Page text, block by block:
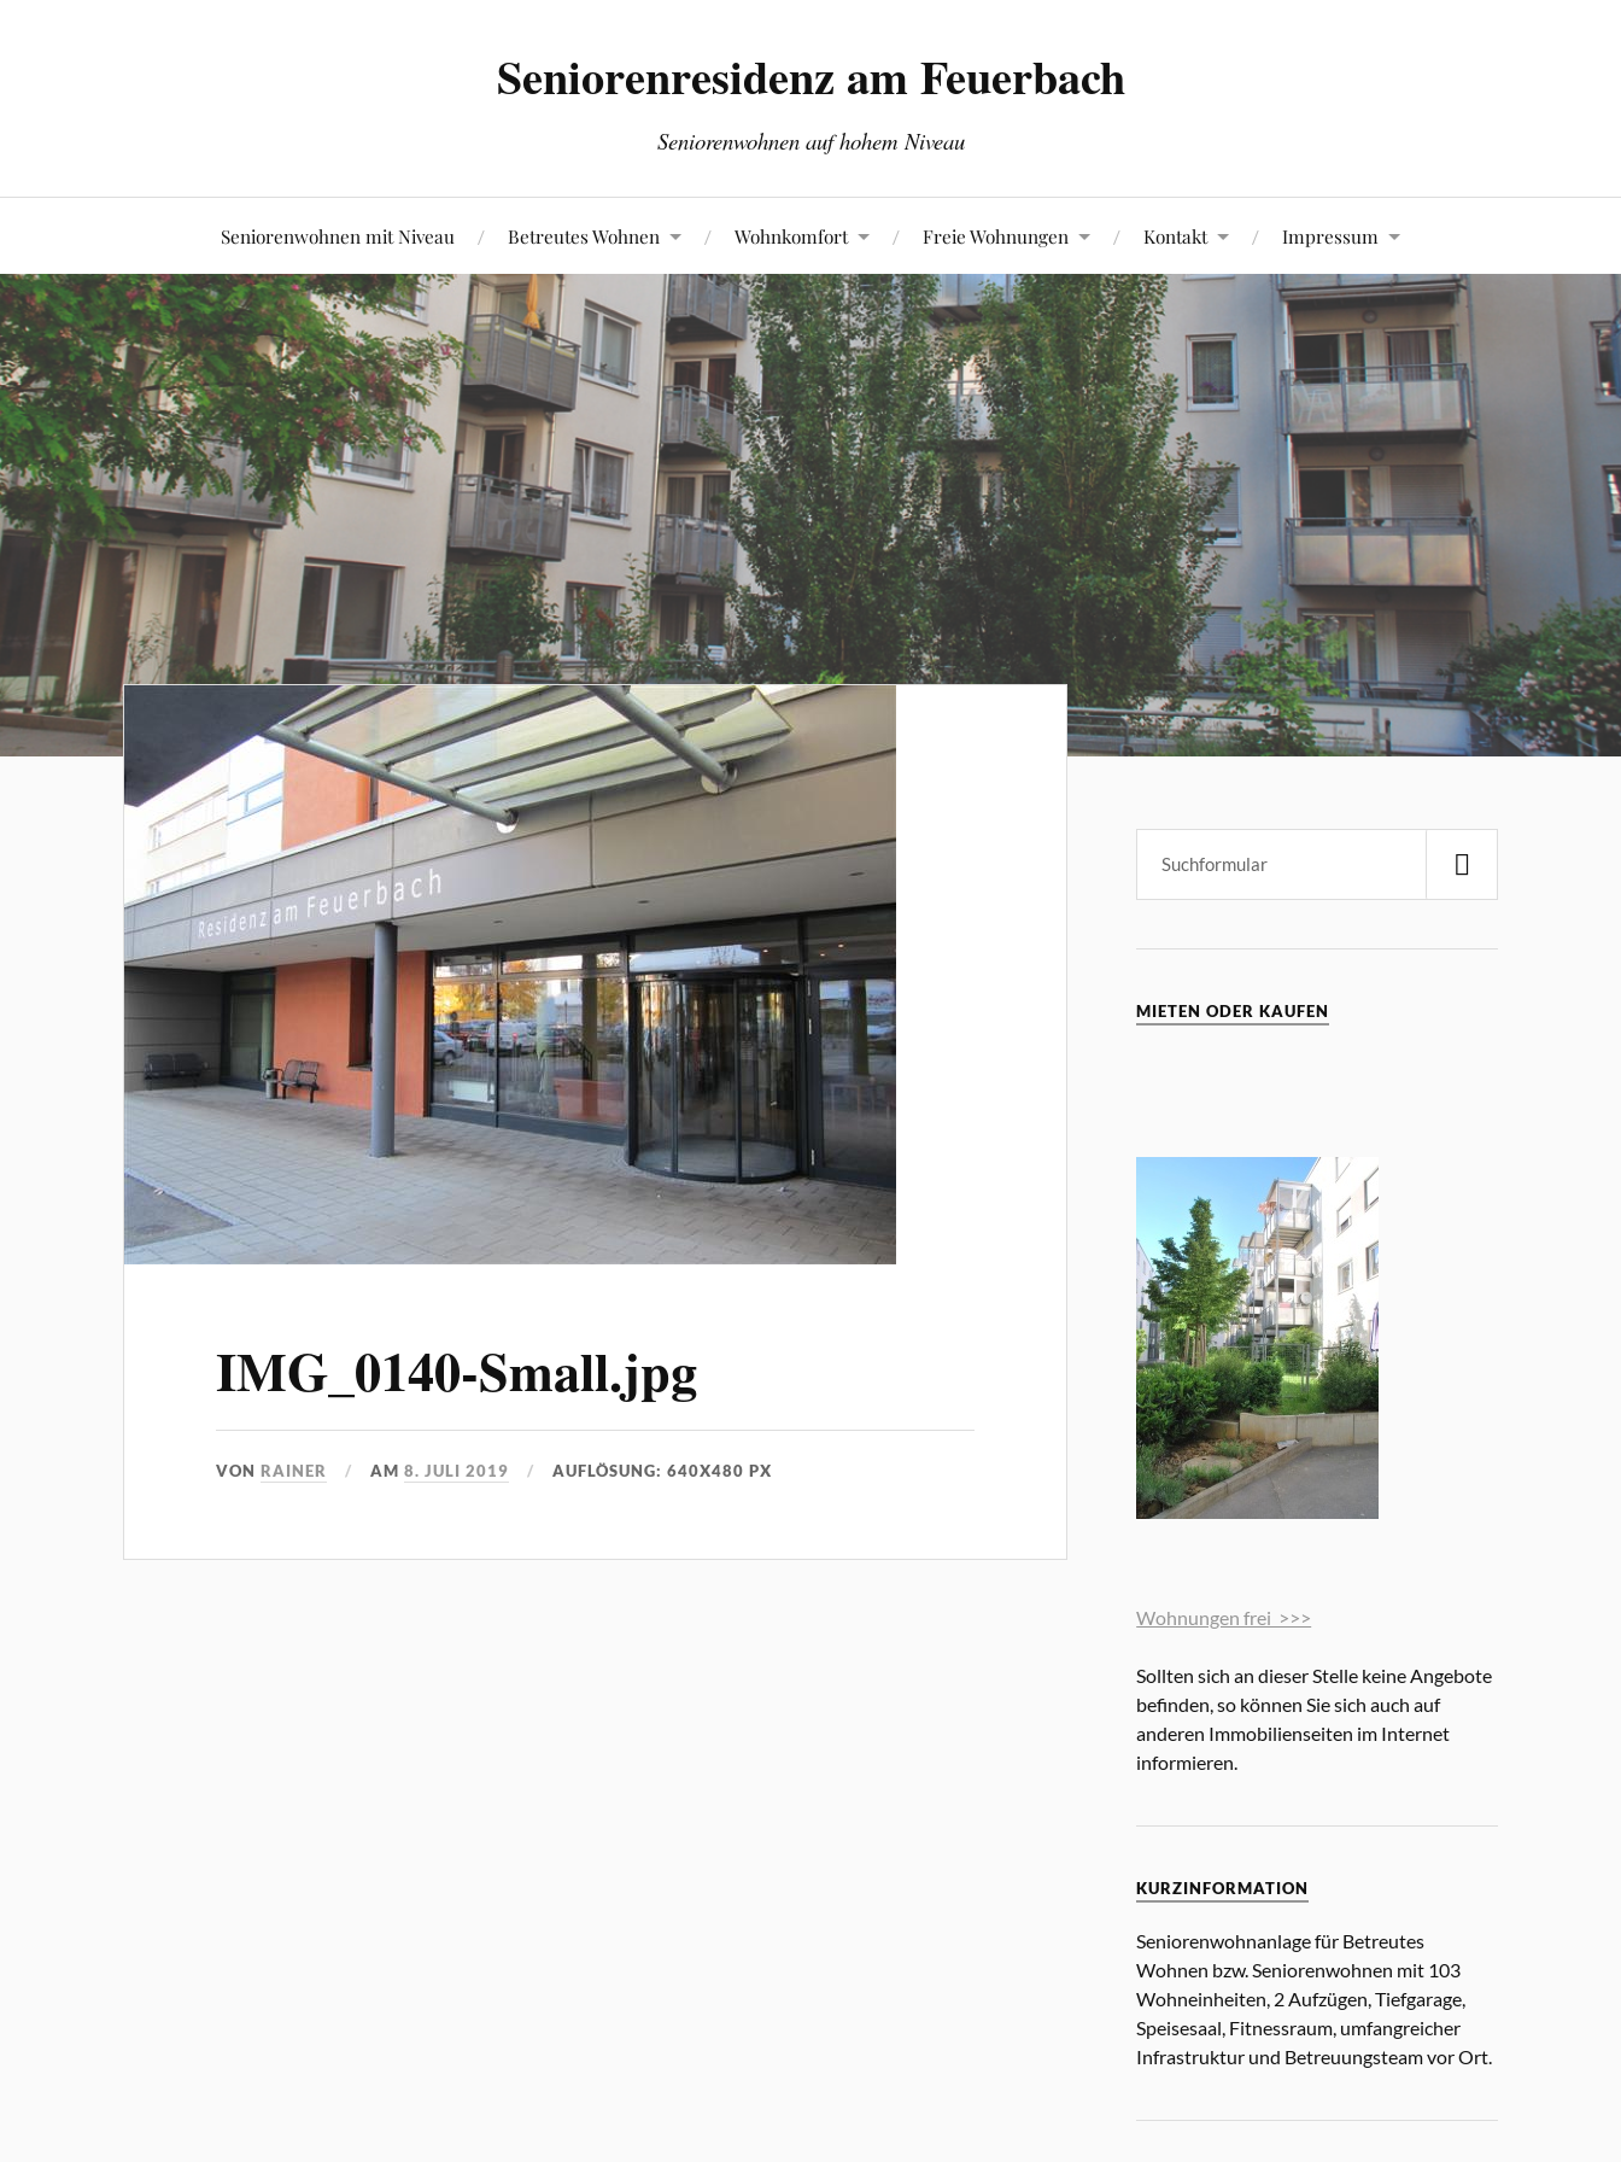
Seniorenresidenz am Feuerbach
Seniorenwohnen auf hohem Niveau
Seniorenwohnen mit Niveau Betreutes Wohnen Wohnkomfort Freie Wohnungen Kontakt Impressum
IMG_0140-Small.jpg
VON RAINER AM8. JULI 2019 AUFLÖSUNG: 640X480 PX
MIETEN ODER KAUFEN
Wohnungen frei >>>
Sollten sich an dieser Stelle keine Angebote
befinden, so können Sie sich auch auf
anderen Immobilienseiten im Internet
informieren.
KURZINFORMATION
Seniorenwohnanlage für Betreutes
Wohnen bzw. Seniorenwohnen mit 103
Wohneinheiten, 2 Aufzügen, Tiefgarage,
Speisesaal, Fitnessraum, umfangreicher
Infrastruktur und Betreuungsteam vor Ort.